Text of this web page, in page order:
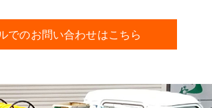
でのお問い合わせはこちら